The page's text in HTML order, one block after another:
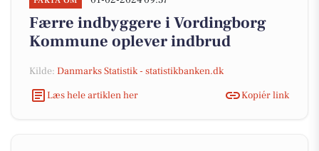
Færre indbyggere i Vordingborg
Kommune oplever indbrud
Kilde: Danmarks Statistik - statistikbanken.dk
Læs hele artiklen her
Kopiér link